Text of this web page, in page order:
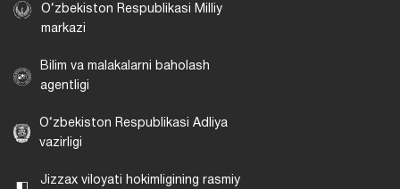
O‘zbekiston Respublikasi Milliy
markazi
Bilim va malakalarni baholash
agentligi
O‘zbekiston Respublikasi Adliya
vazirligi
Jizzax viloyati hokimligining rasmiy